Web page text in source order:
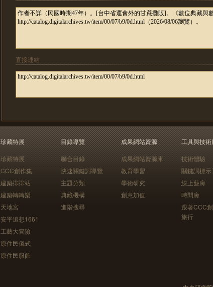
直接連結
珍藏特展
珍藏特展
CCC創作集
建築排排站
建築轉轉樂
天地宮
安平追想1661
工藝大冒險
原住民儀式
原住民服飾
目錄導覽
聯合目錄
快速關鍵詞導覽
主題分類
典藏機構
進階搜尋
成果網站資源
成果網站資源庫
教育學習
學術研究
創意加值
工具與技
技術體驗
關鍵詞標示
線上藝廊
時間廊
跟著CCC
旅行